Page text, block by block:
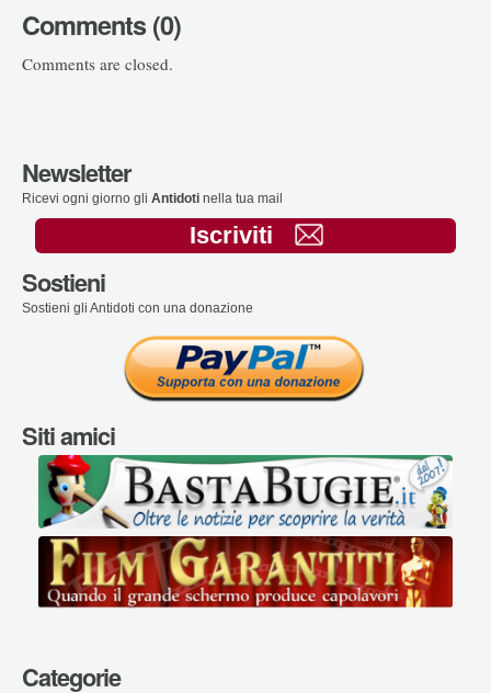
Comments (0)
Comments are closed.
Newsletter
Ricevi ogni giorno gli Antidoti nella tua mail
Iscriviti
Sostieni
Sostieni gli Antidoti con una donazione
Siti amici
Categorie